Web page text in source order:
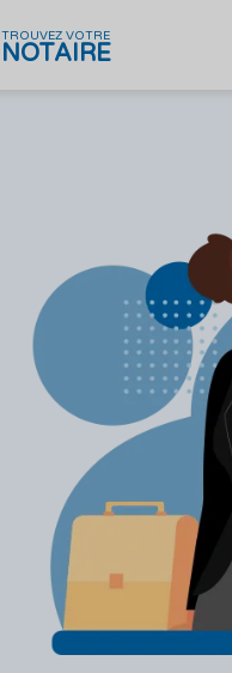
TROUVEZ VOTRE
NOTAIRE